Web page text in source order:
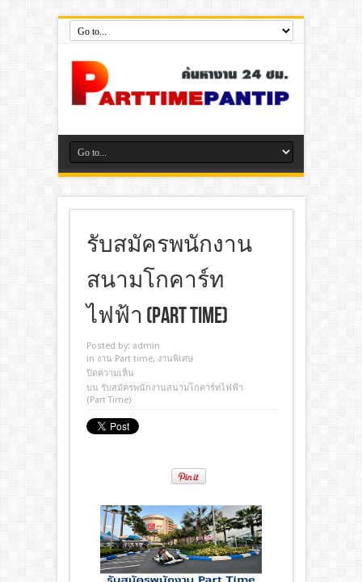
รับสมัครพนักงาน
สนามโกคาร์ท
ไฟฟ้า (Part Time)
Posted by: admin
in งาน Part time, งานพิเศษ
ปิดความเห็น
บน รับสมัครพนักงานสนามโกคาร์ทไฟฟ้า
(Part Time)